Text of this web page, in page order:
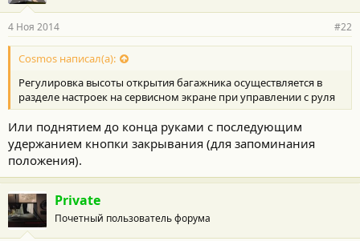
4 Ноя 2014 #22
Cosmos написал(а):
Регулировка высоты открытия багажника осуществляется в
разделе настроек на сервисном экране при управлении с руля
Или поднятием до конца руками с последующим
удержанием кнопки закрывания (для запоминания
положения).
Private
Почетный пользователь форума